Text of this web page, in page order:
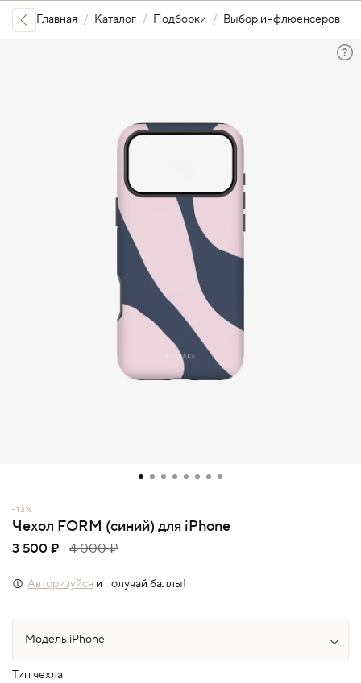
Главная Каталог Подборки Выбор инфлюенсеров
-13%
Чехол FORM (синий) для iPhone
3 500 ₽ 4 000 ₽
Авторизуйся и получай баллы!
Тип чехла